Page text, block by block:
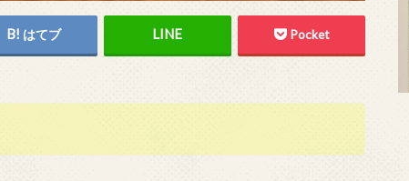
はてブ Pocket